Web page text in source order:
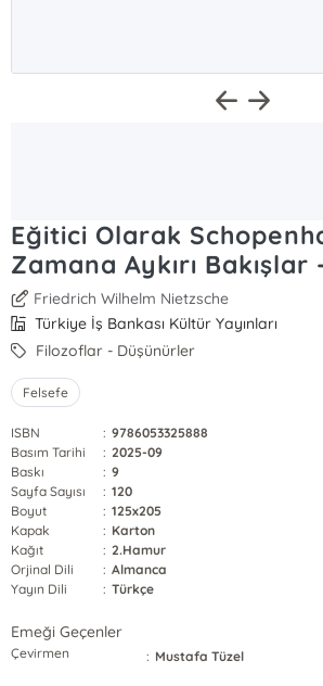
Eğitici Olarak
Zamana Aykırı Bakışlar
Friedrich Wilhelm Nietzsche
Türkiye İş Bankası Kültür Yayınları
Filozoflar - Düşünürler
Felsefe
ISBN : 9786053325888
Basım Tarihi
: 2025-09
Baskı
: 9
Sayfa Sayısı
: 120
Boyut
: 125x205
Kapak
: Karton
Kağıt
: 2.Hamur
Orjinal Dili
: Almanca
Yayın Dili
: Türkçe
Emeği Geçenler
Çevirmen : Mustafa Tüzel